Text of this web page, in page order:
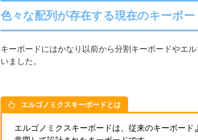
色々な配列が存在する現在のキーボー
キーボードにはかなり以前から分割キーボードやエ
いました。
エルゴノミクスキーボードとは
エルゴノミクスキーボードは、従来のキーボー